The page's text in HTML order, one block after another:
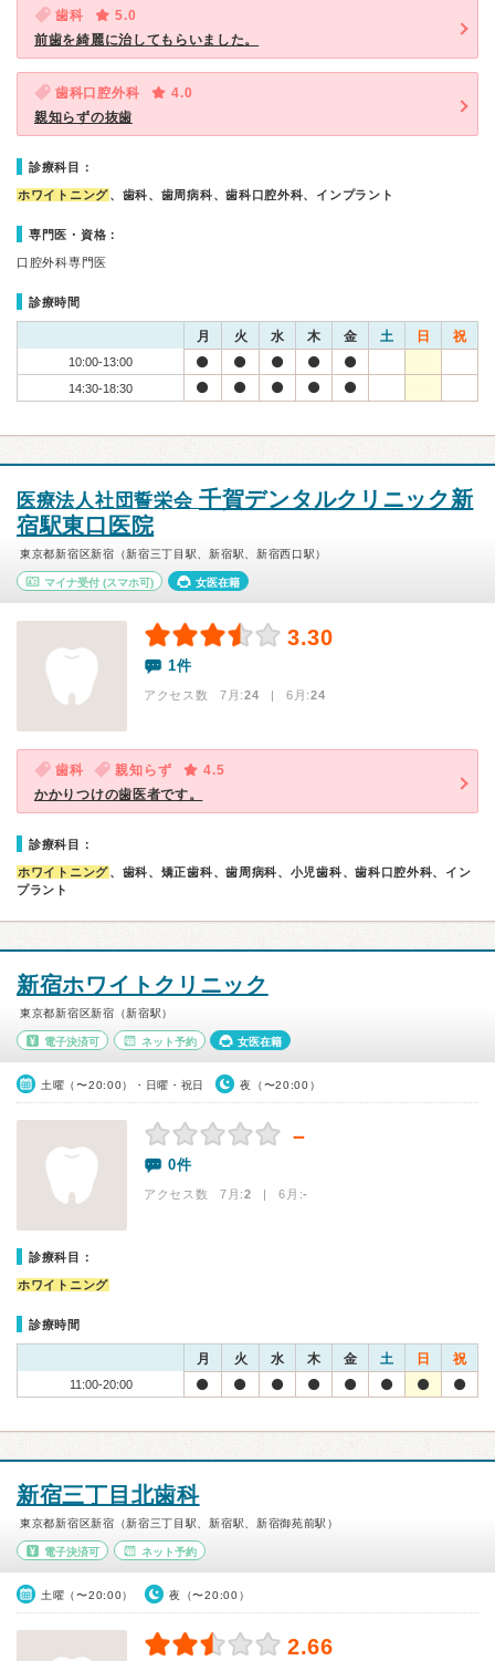
歯科
5.0
前歯を綺麗に治してもらいました。
歯科口腔外科
4.0
親知らずの抜歯
診療科目：
ホワイトニング、歯科、歯周病科、歯科口腔外科、インプラント
専門医・資格：
口腔外科専門医
診療時間
月 火 水 木 金 土 日 祝
10:00-13:00
14:30-18:30
医療法人社団誓栄会 千賀デンタルクリニック新
宿駅東口医院
東京都新宿区新宿（新宿三丁目駅、新宿駅、新宿西口駅）
マイナ受付 (スマホ可) 女医在籍
3.30
1件
アクセス数 7月:24 | 6月:24
歯科 親知らず
4.5
かかりつけの歯医者です。
診療科目：
ホワイトニング、歯科、矯正歯科、歯周病科、小児歯科、歯科口腔外科、イン
プラント
新宿ホワイトクリニック
東京都新宿区新宿（新宿駅）
電子決済可 ネット予約 女医在籍
土曜（〜20:00）・日曜・祝日 夜（〜20:00）
－
0件
アクセス数 7月:2 | 6月:-
診療科目：
ホワイトニング
診療時間
月 火 水 木 金 土 日 祝
11:00-20:00
新宿三丁目北歯科
東京都新宿区新宿（新宿三丁目駅、新宿駅、新宿御苑前駅）
電子決済可 ネット予約
土曜（〜20:00） 夜（〜20:00）
2.66